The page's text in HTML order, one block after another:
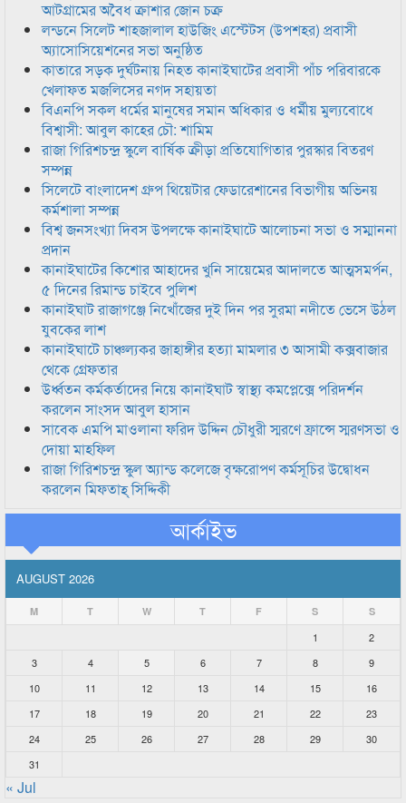
আটগ্রামের অবৈধ ক্রাশার জোন চক্র
লন্ডনে সিলেট শাহজালাল হাউজিং এস্টেটস (উপশহর) প্রবাসী
অ্যাসোসিয়েশনের সভা অনুষ্ঠিত
কাতারে সড়ক দুর্ঘটনায় নিহত কানাইঘাটের প্রবাসী পাঁচ পরিবারকে
খেলাফত মজলিসের নগদ সহায়তা
বিএনপি সকল ধর্মের মানুষের সমান অধিকার ও ধর্মীয় মুল্যবোধে
বিশ্বাসী: আবুল কাহের চৌ: শামিম
রাজা গিরিশচন্দ্র স্কুলে বার্ষিক ক্রীড়া প্রতিযোগিতার পুরস্কার বিতরণ
সম্পন্ন
সিলেটে বাংলাদেশ গ্রুপ থিয়েটার ফেডারেশানের বিভাগীয় অভিনয়
কর্মশালা সম্পন্ন
বিশ্ব জনসংখ্যা দিবস উপলক্ষে কানাইঘাটে আলোচনা সভা ও সম্মাননা
প্রদান
কানাইঘাটের কিশোর আহাদের খুনি সায়েমের আদালতে আত্মসমর্পন,
৫ দিনের রিমান্ড চাইবে পুলিশ
কানাইঘাট রাজাগঞ্জে নিখোঁজের দুই দিন পর সুরমা নদীতে ভেসে উঠল
যুবকের লাশ
কানাইঘাটে চাঞ্চল্যকর জাহাঙ্গীর হত্যা মামলার ৩ আসামী কক্সবাজার
থেকে গ্রেফতার
উর্ধ্বতন কর্মকর্তাদের নিয়ে কানাইঘাট স্বাস্থ্য কমপ্লেক্সে পরিদর্শন
করলেন সাংসদ আবুল হাসান
সাবেক এমপি মাওলানা ফরিদ উদ্দিন চৌধুরী স্মরণে ফ্রান্সে স্মরণসভা ও
দোয়া মাহফিল
রাজা গিরিশচন্দ্র স্কুল অ্যান্ড কলেজে বৃক্ষরোপণ কর্মসূচির উদ্বোধন
করলেন মিফতাহ্ সিদ্দিকী
আর্কাইভ
AUGUST 2026
M T W T F S S
1
2
3
4 5 6 7 8
9
10
11 12 13 14 15
16
17
18 19 20 21 22
23
24
25 26 27 28 29
30
31
« Jul